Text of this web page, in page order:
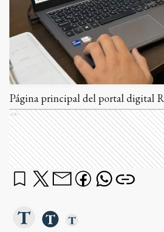
Página principal del portal digital
Ads